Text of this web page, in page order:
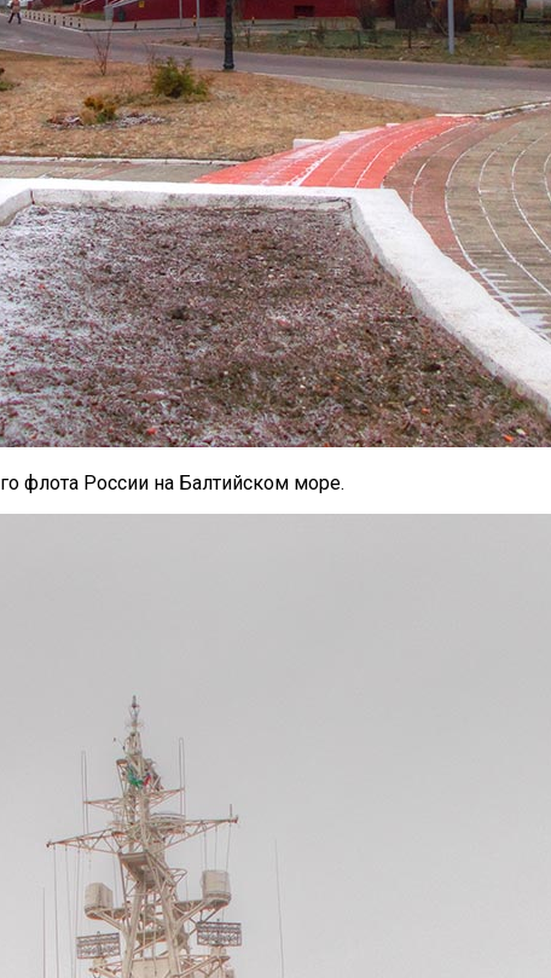
флота России на Балтийском море.